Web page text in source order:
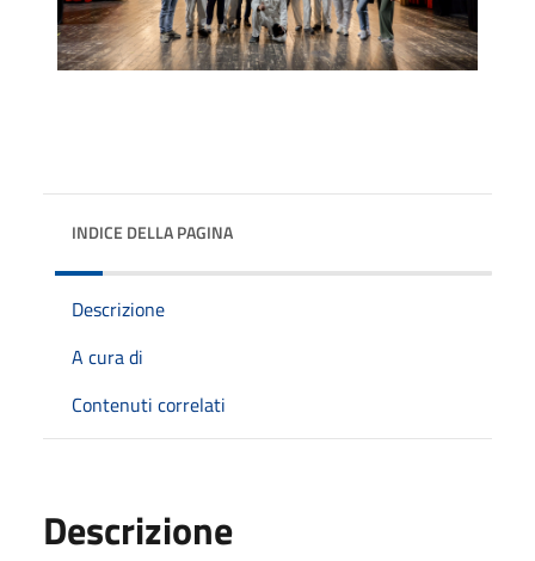
INDICE DELLA PAGINA
Descrizione
A cura di
Contenuti correlati
Descrizione